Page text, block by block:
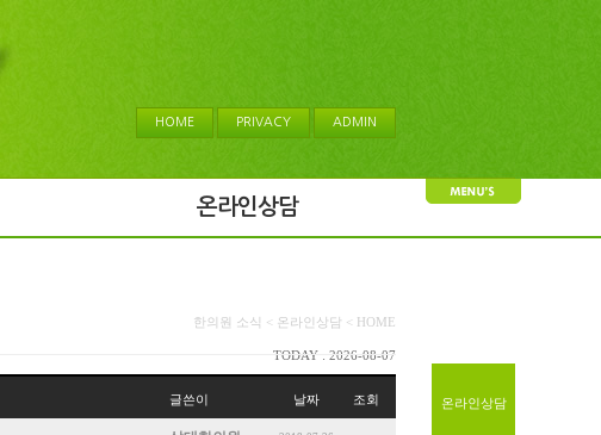
HOME PRIVACY ADMIN
온라인상담
한의원 소식 < 온라인상담 < HOME
TODAY : 2026-08-07
글쓴이 날짜 조회 온라인상담